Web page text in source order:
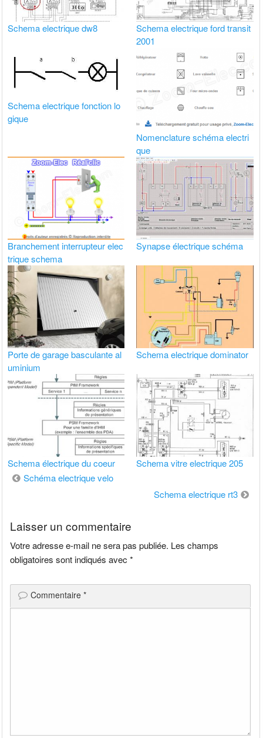
Schema electrique dw8
Schema electrique ford transit
2001
Schema electrique fonction lo
gique
Nomenclature schéma electri
que
Branchement interrupteur elec
trique schema
Synapse électrique schéma
Porte de garage basculante al
uminium
Schema electrique dominator
Schema électrique du coeur Schema vitre electrique 205
Navigation
Schéma electrique velo
Schema electrique rt3
Laisser un commentaire
Votre adresse e-mail ne sera pas publiée. Les champs
obligatoires sont indiqués avec*
Commentaire*